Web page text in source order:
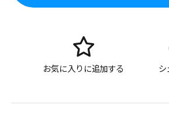
お気に入りに追加する シ